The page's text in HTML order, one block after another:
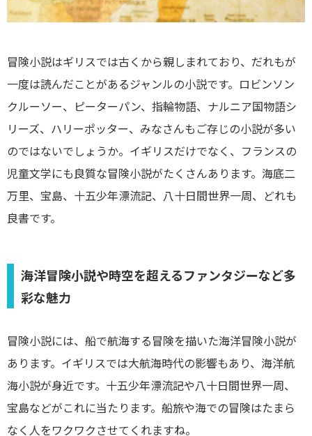
冒険小説はギリスでは古くから親しまれており、だれもが
一度は読んだことがあるジャンルの小説です。ロビンソン
クルーソー、ピーターパン、指輪物語、ナルニア国物語シ
リーズ、ハリーポッター、みなさんもご存じの小説が多い
のではないでしょうか。イギリスだけでなく、フランスの
児童文学にも良質な冒険小説がたくさんあります。海底二
万里、宝島、十五少年漂流記、八十日間世界一周、どれも
良書です。
海洋冒険小説や時空を超えるファンタジーなど多
彩な魅力
冒険小説には、船で航海する冒険を描いた海洋冒険小説が
あります。イギリスでは大航海時代の影響もあり、海洋航
海小説が身近です。十五少年漂流記や八十日間世界一周、
宝島などがこれに当たります。船旅や海での冒険はたまら
なく人をワクワクさせてくれますね。